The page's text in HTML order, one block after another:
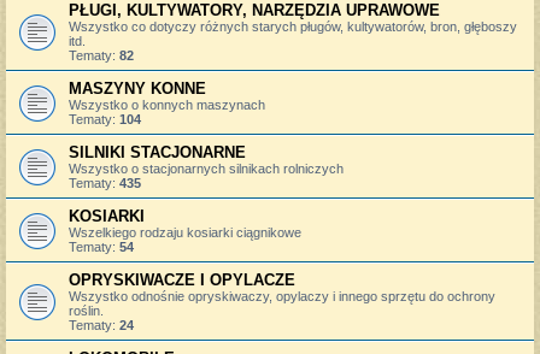
PŁUGI, KULTYWATORY, NARZĘDZIA UPRAWOWE
Wszystko co dotyczy różnych starych pługów, kultywatorów, bron, głęboszy
itd.
Tematy: 82
MASZYNY KONNE
Wszystko o konnych maszynach
Tematy: 104
SILNIKI STACJONARNE
Wszystko o stacjonarnych silnikach rolniczych
Tematy: 435
KOSIARKI
Wszelkiego rodzaju kosiarki ciągnikowe
Tematy: 54
OPRYSKIWACZE I OPYLACZE
Wszystko odnośnie opryskiwaczy, opylaczy i innego sprzętu do ochrony
roślin.
Tematy: 24